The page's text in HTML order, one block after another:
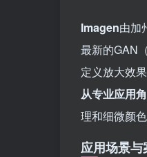
Imagen由加
最新的GAN
定义放大效
从专业应用
理和细微颜
应用场景